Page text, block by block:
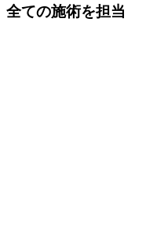
全ての施術を担当